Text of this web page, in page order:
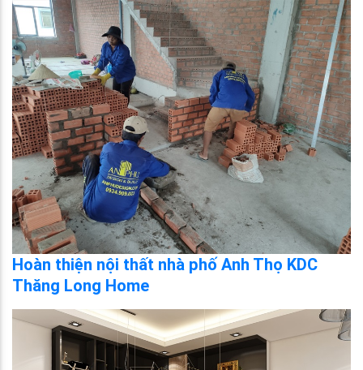
Hoàn thiện nội thất nhà phố Anh Thọ KDC
Thăng Long Home